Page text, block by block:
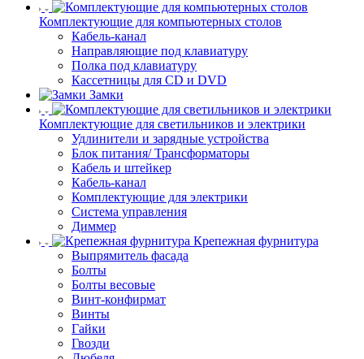
Комплектующие для компьютерных столов
Кабель-канал
Направляющие под клавиатуру
Полка под клавиатуру
Кассетницы для CD и DVD
Замки
Комплектующие для светильников и электрики
Удлинители и зарядные устройства
Блок питания/ Трансформаторы
Кабель и штейкер
Кабель-канал
Комплектующие для электрики
Система управления
Диммер
Крепежная фурнитура
Выпрямитель фасада
Болты
Болты весовые
Винт-конфирмат
Винты
Гайки
Гвозди